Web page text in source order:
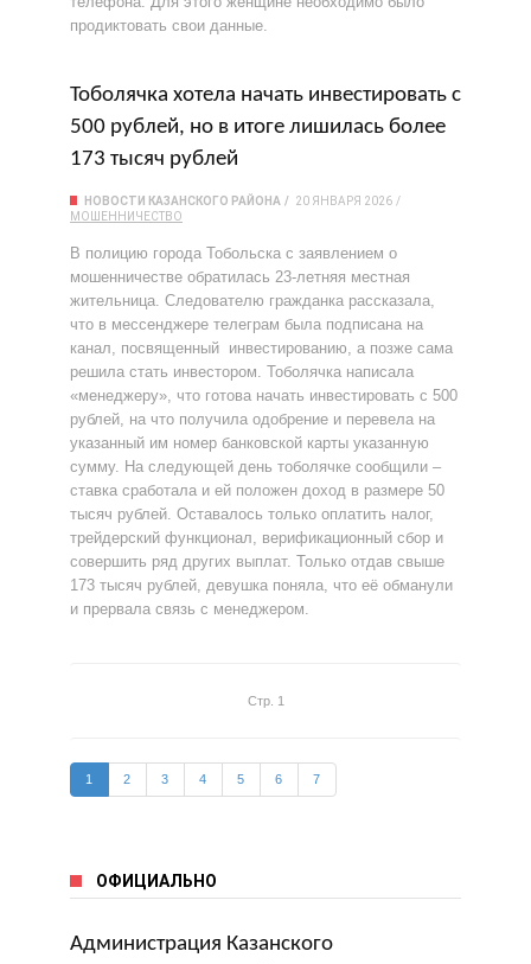
продиктовать свои данные.
Тоболячка хотела начать инвестировать с
500 рублей, но в итоге лишилась более
173 тысяч рублей
НОВОСТИ КАЗАНСКОГО РАЙОНА
20 ЯНВАРЯ 2026
МОШЕННИЧЕСТВО
В полицию города Тобольска с заявлением о
мошенничестве обратилась 23-летняя местная
жительница. Следователю гражданка рассказала,
что в мессенджере телеграм была подписана на
канал, посвященный инвестированию, а позже сама
решила стать инвестором. Тоболячка написала
«менеджеру», что готова начать инвестировать с 500
рублей, на что получила одобрение и перевела на
указанный им номер банковской карты указанную
сумму. На следующей день тоболячке сообщили –
ставка сработала и ей положен доход в размере 50
тысяч рублей. Оставалось только оплатить налог,
трейдерский функционал, верификационный сбор и
совершить ряд других выплат. Только отдав свыше
173 тысяч рублей, девушка поняла, что её обманули
и прервала связь с менеджером.
Стр. 1
1 2 3 4 5 6 7
ОФИЦИАЛЬНО
Администрация Казанского